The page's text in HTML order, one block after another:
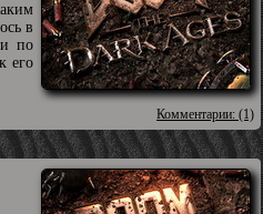
в
по
его
Комментарии: (1)